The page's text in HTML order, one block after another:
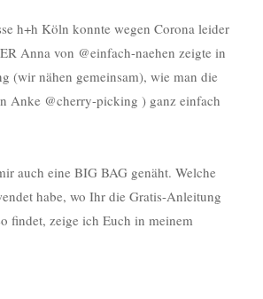
h+h Köln konnte wegen Corona leider
Anna von @einfach-naehen zeigte in
(wir nähen gemeinsam), wie man die
Anke @cherry-picking ) ganz einfach
auch eine BIG BAG genäht. Welche
habe, wo Ihr die Gratis-Anleitung
findet, zeige ich Euch in meinem